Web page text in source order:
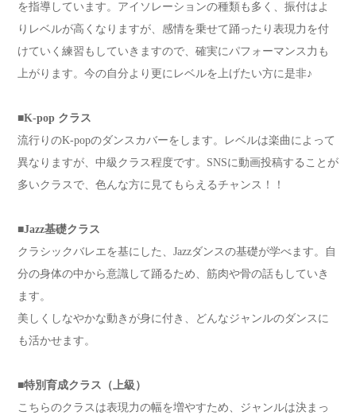
を指導しています。アイソレーションの種類も多く、振付はよ
りレベルが高くなりますが、感情を乗せて踊ったり表現力を付
けていく練習もしていきますので、確実にパフォーマンス力も
上がります。今の自分より更にレベルを上げたい方に是非♪
■K-pop クラス
流行りのK-popのダンスカバーをします。レベルは楽曲によって
異なりますが、中級クラス程度です。SNSに動画投稿することが
多いクラスで、色んな方に見てもらえるチャンス！！
■Jazz基礎クラス
クラシックバレエを基にした、Jazzダンスの基礎が学べます。自
分の身体の中から意識して踊るため、筋肉や骨の話もしていき
ます。
美しくしなやかな動きが身に付き、どんなジャンルのダンスに
も活かせます。
■特別育成クラス（上級）
こちらのクラスは表現力の幅を増やすため、ジャンルは決まっ